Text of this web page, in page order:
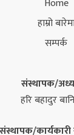
Home
हाम्रो
सम्पर्क
संस्थापक/
हरि बहादुर
संस्थापक/